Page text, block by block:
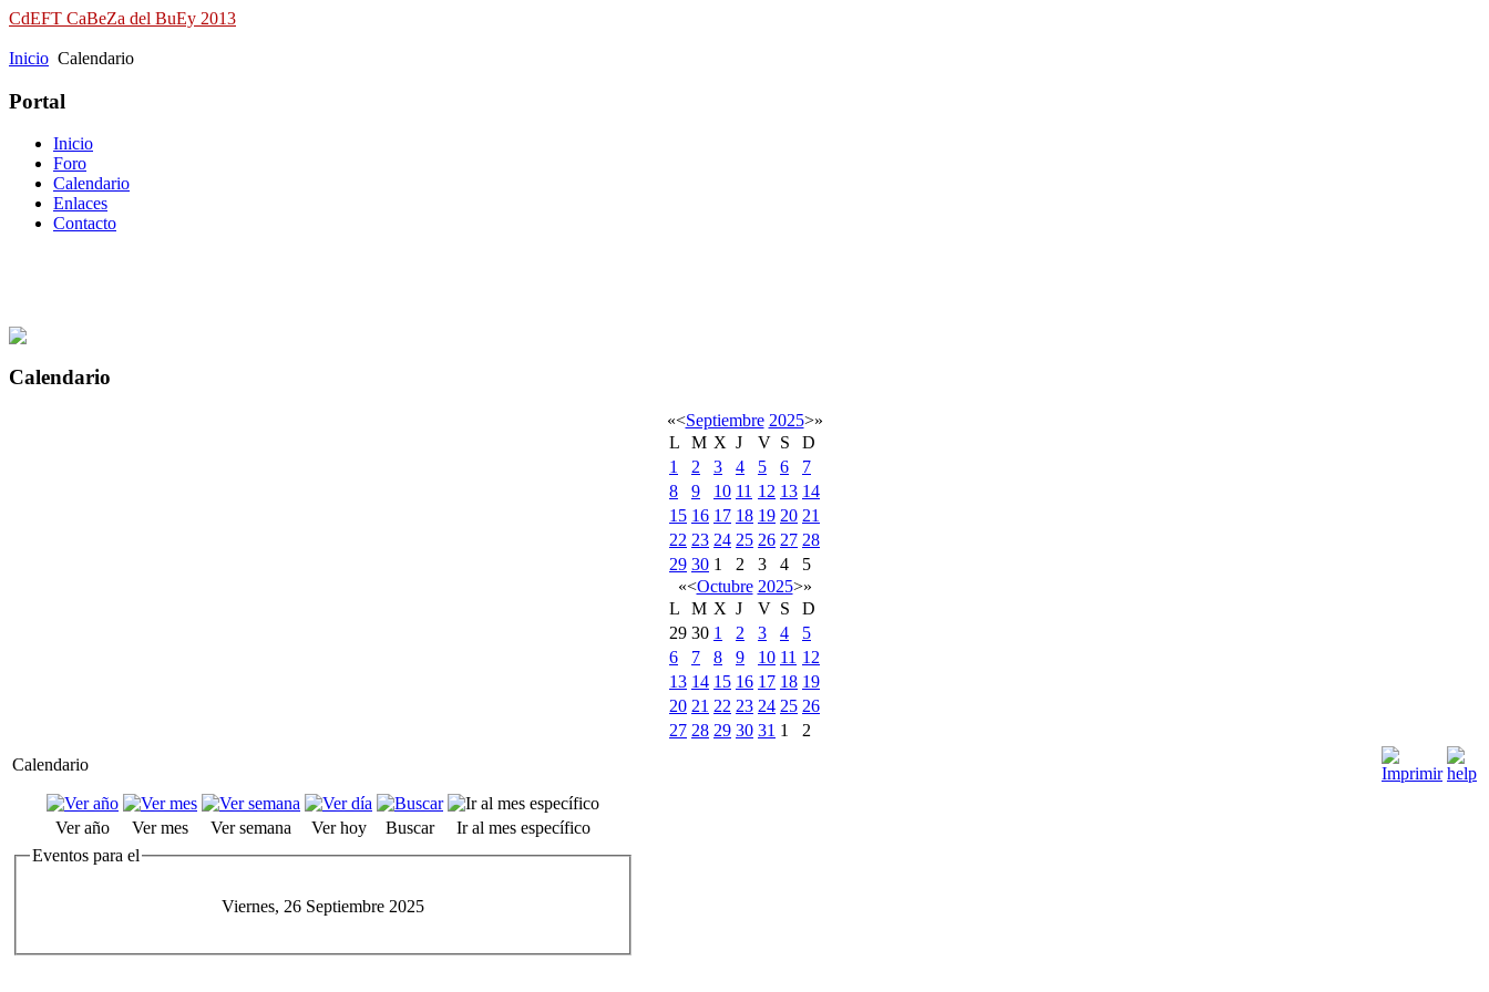
CdEFT CaBeZa del BuEy 2013
Inicio Calendario
Portal
Inicio
Foro
Calendario
Enlaces
Contacto
Calendario
«<Septiembre 2025>»
L
M X J V S
D
1
2 3 4 5 6
7
8
9 10 11 12 13 14
15 16 17 18 19 20 21
22 23 24 25 26 27 28
29 30 1 2 3 4
5
«<Octubre 2025>»
L
M X J V S
D
29 30 1 2 3 4
5
6
7 8 9 10 11 12
13 14 15 16 17 18 19
20 21 22 23 24 25 26
27 28 29 30 31 1
2
Calendario
Ver año Ver mes Ver semana Ver hoy Buscar
Ir al mes específico
Eventos para el
Viernes, 26 Septiembre 2025